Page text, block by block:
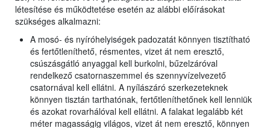
létesítése és működtetése esetén az alábbi előírásokat
szükséges alkalmazni:
A mosó- és nyíróhelyiségek padozatát könnyen tisztítható
és fertőtleníthető, résmentes, vizet át nem eresztő,
csúszásgátló anyaggal kell burkolni, bűzelzáróval
rendelkező csatornaszemmel és szennyvízelvezető
csatornával kell ellátni. A nyílászáró szerkezeteknek
könnyen tisztán tarthatónak, fertőtleníthetőnek kell lenniük
és azokat rovarhálóval kell ellátni. A falakat legalább két
méter magasságig világos, vizet át nem eresztő, könnyen